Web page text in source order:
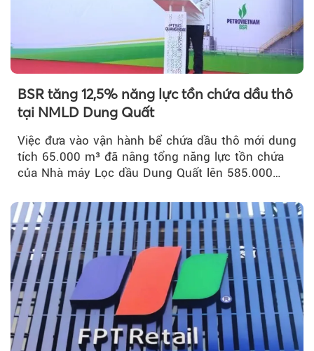
BSR tăng 12,5% năng lực tồn chứa dầu thô
tại NMLD Dung Quất
Việc đưa vào vận hành bể chứa dầu thô mới dung
tích 65.000 m³ đã nâng tổng năng lực tồn chứa
của Nhà máy Lọc dầu Dung Quất lên 585.000